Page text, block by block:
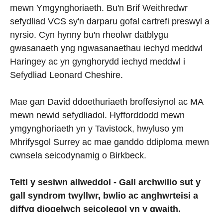
mewn Ymgynghoriaeth. Bu'n Brif Weithredwr
sefydliad VCS sy'n darparu gofal cartrefi preswyl a
nyrsio. Cyn hynny bu'n rheolwr datblygu
gwasanaeth yng ngwasanaethau iechyd meddwl
Haringey ac yn gynghorydd iechyd meddwl i
Sefydliad Leonard Cheshire.
Mae gan David ddoethuriaeth broffesiynol ac MA
mewn newid sefydliadol. Hyfforddodd mewn
ymgynghoriaeth yn y Tavistock, hwyluso ym
Mhrifysgol Surrey ac mae ganddo ddiploma mewn
cwnsela seicodynamig o Birkbeck.
Teitl y sesiwn allweddol - Gall archwilio sut y
gall syndrom twyllwr, bwlio ac anghwrteisi a
diffyg diogelwch seicolegol yn y gwaith,